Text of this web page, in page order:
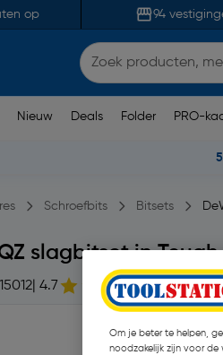
op 94
Nieuw Deals Folder PRO-
Schroefbits Bitsets
QZ slagbitset in
| 4.7 30
Om je beter te helpen,
noodzakelijk zijn voor de